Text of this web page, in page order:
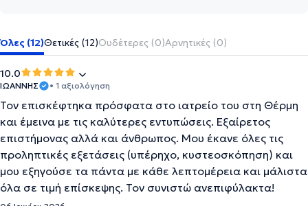
Όλες (12)Θετικές (12)Ουδέτερες (0)Αρνητικές (0)
10.0
ΙΩΑΝΝΗΣ • 1 αξιολόγηση
Τον επισκέφτηκα πρόσφατα στο ιατρείο του στη Θέρμη
και έμεινα με τις καλύτερες εντυπώσεις. Εξαίρετος
επιστήμονας αλλά και άνθρωπος. Μου έκανε όλες τις
προληπτικές εξετάσεις (υπέρηχο, κυστεοσκόπηση) και
μου εξηγούσε τα πάντα με κάθε λεπτομέρεια και μάλιστα
όλα σε τιμή επίσκεψης. Τον συνιστώ ανεπιφύλακτα!